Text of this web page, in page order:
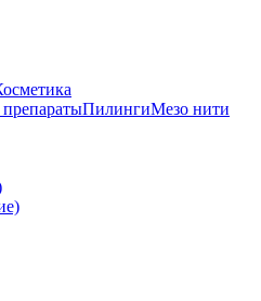
ПилингиМезо нити